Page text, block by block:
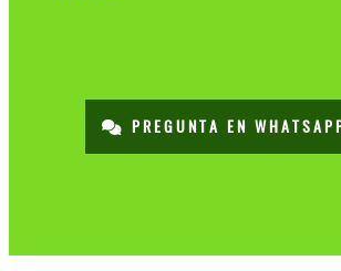
PREGUNTA EN